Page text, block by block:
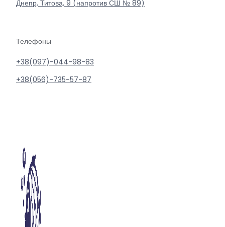
Днепр, Титова, 9 (напротив СШ № 89)
Телефоны
+38(097)-044-98-83
+38(056)-735-57-87